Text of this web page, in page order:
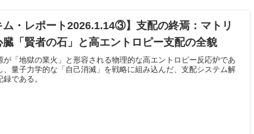
ム・レポート2026.1.14③】支配の終焉：マトリ
臓「賢者の石」と高エントロピー支配の全貌
が「地獄の業火」と形容される物理的な高エントロピー反応炉であ
、量子力学的な「自己消滅」を戦略に組み込んだ、支配システム解
である。